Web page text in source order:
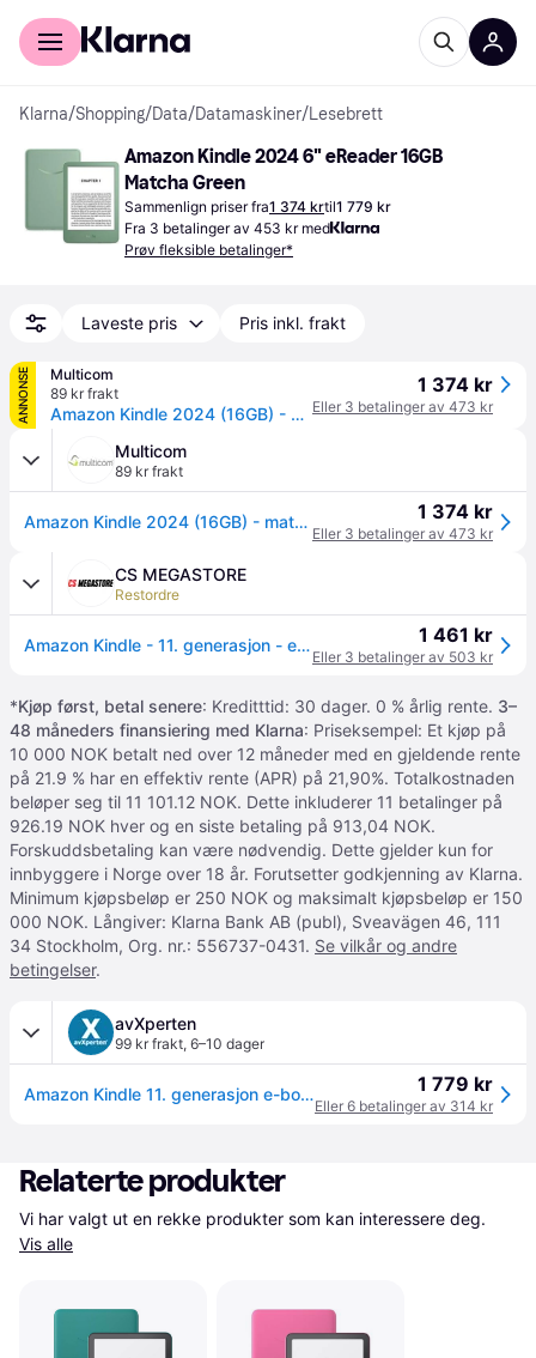
For kunder
Klarna/Shopping/Data/Datamaskiner/Lesebrett
Amazon Kindle 2024 6" eReader 16GB
Matcha Green
Sammenlign priser fra1 374 krtil1 779 kr
Fra 3 betalinger av 453 kr med
Prøv fleksible betalinger*
Laveste pris Pris inkl. frakt
ANNONSE
Multicom
89 kr frakt
Amazon Kindle 2024 (16GB) - matchagrønn 6" lesebrett, 300 ppi, Wi-Fi, Special Offers Edition (B0CNVCQZG1)
1 374 kr
Eller 3 betalinger av 473 kr
Multicom
89 kr frakt
Amazon Kindle 2024 (16GB) - matchagrønn 6" lesebrett, 300 ppi, Wi-Fi, Special Offers Edition (B0CNVCQZG1) 1 374 kr
Eller 3 betalinger av 473 kr
CS MEGASTORE
Restordre
Amazon Kindle - 11. generasjon - eBook-leser - 16 GB - 6 monokrom - berøringsskjerm - Bluetooth, Wi-Fi - matcha-grønn - Lockscreen Ad-Supported 1 461 kr
Eller 3 betalinger av 503 kr
*Kjøp først, betal senere: Kreditttid: 30 dager. 0 % årlig rente. 3–
48 måneders finansiering med Klarna: Priseksempel: Et kjøp på
10 000 NOK betalt ned over 12 måneder med en gjeldende rente
på 21.9 % har en effektiv rente (APR) på 21,90%. Totalkostnaden
beløper seg til 11 101.12 NOK. Dette inkluderer 11 betalinger på
926.19 NOK hver og en siste betaling på 913,04 NOK.
Forskuddsbetaling kan være nødvendig. Dette gjelder kun for
innbyggere i Norge over 18 år. Forutsetter godkjenning av Klarna.
Minimum kjøpsbeløp er 250 NOK og maksimalt kjøpsbeløp er 150
000 NOK. Långiver: Klarna Bank AB (publ), Sveavägen 46, 111
34 Stockholm, Org. nr.: 556737-0431. Se vilkår og andre
betingelser.
avXperten
99 kr frakt, 6–10 dager
Amazon Kindle 11. generasjon e-bokleser - 16GB, WiFi - Matcha 1 779 kr
Eller 6 betalinger av 314 kr
Relaterte produkter
Vis alle